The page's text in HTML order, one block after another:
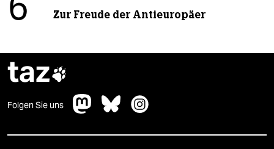
6 Zur Freude der Antieuropäer
taz
Folgen Sie uns